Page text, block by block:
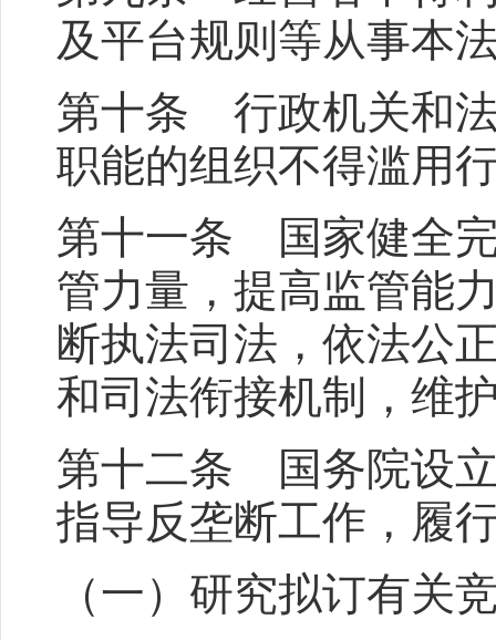
及平台规则等从事本
第十条 行政机关和
职能的组织不得滥用
第十一条 国家健全
管力量，提高监管能
断执法司法，依法公
和司法衔接机制，维
第十二条 国务院设
指导反垄断工作，履
（一）研究拟订有关